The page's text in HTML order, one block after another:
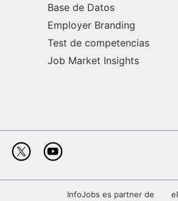
Base de Datos
Employer Branding
Test de competencias
Job Market Insights
InfoJobs es partner de